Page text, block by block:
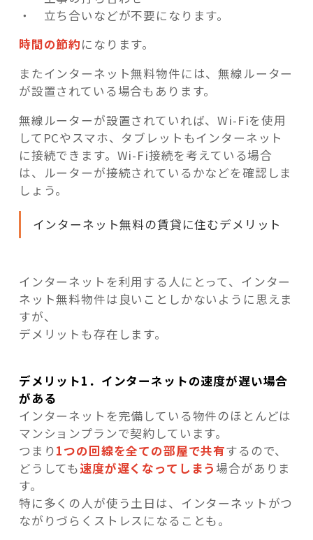
・ 立ち合いなどが不要になります。
時間の節約になります。
またインターネット無料物件には、無線ルーター
が設置されている場合もあります。
無線ルーターが設置されていれば、Wi-Fiを使用
してPCやスマホ、タブレットもインターネット
に接続できます。Wi-Fi接続を考えている場合
は、ルーターが接続されているかなどを確認しま
しょう。
インターネット無料の賃貸に住むデメリット
インターネットを利用する人にとって、インター
ネット無料物件は良いことしかないように思えま
すが、
デメリットも存在します。
デメリット1．インターネットの速度が遅い場合
がある
インターネットを完備している物件のほとんどは
マンションプランで契約しています。
つまり1つの回線を全ての部屋で共有するので、
どうしても速度が遅くなってしまう場合がありま
す。
特に多くの人が使う土日は、インターネットがつ
ながりづらくストレスになることも。